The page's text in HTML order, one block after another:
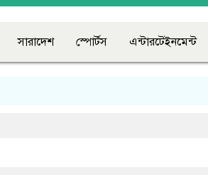
সারাদেশ স্পোর্টস এন্টারটেইনমেন্ট